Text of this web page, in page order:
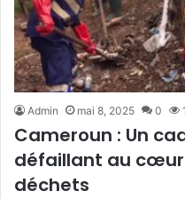
Admin mai 8, 2025 0
Cameroun : Un
défaillant au cœur
déchets